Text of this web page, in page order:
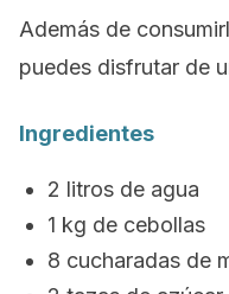
Además de
puedes disfrutar de
Ingredientes
2 litros de agua
1 kg de cebollas
8 cucharadas de